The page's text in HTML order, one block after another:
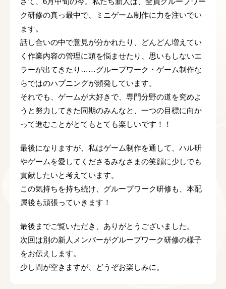
ク研修の真っ最中で、ミニゲーム制作に力を注いでい
ます。
話し合いの中で意見が分かれたり、どんどん増えてい
く作業内容の管理に頭を悩ませたり、思いもしないエ
ラーが出てきたり……グループワーク・ゲーム制作な
らではのハプニングが頻発しています。
それでも、ゲームが大好きで、専門分野の道を究めよ
うと努力してきた同期のみんなと、一つの目標に向か
って進むことがとてもとても楽しいです！！
最後になりますが、私はゲーム制作を通して、ハル研
やゲームを愛してくださるみなさまの笑顔に少しでも
貢献したいと考えています。
この気持ちを持ち続け、グループワーク研修も、本配
属後も頑張っていきます！
最後までご覧いただき、ありがとうございました。
次回は別の新人メンバーがグループワーク研修の様子
をお伝えします。
少し間が空きますが、どうぞお楽しみに。